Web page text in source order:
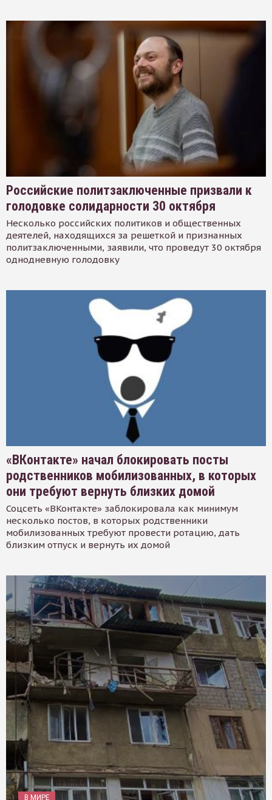
Российские политзаключенные призвали к
голодовке солидарности 30 октября
Несколько российских политиков и общественных
деятелей, находящихся за решеткой и признанных
политзаключенными, заявили, что проведут 30 октября
однодневную голодовку
«ВКонтакте» начал блокировать посты
родственников мобилизованных, в которых
они требуют вернуть близких домой
Соцсеть «ВКонтакте» заблокировала как минимум
несколько постов, в которых родственники
мобилизованных требуют провести ротацию, дать
близким отпуск и вернуть их домой
В МИРЕ